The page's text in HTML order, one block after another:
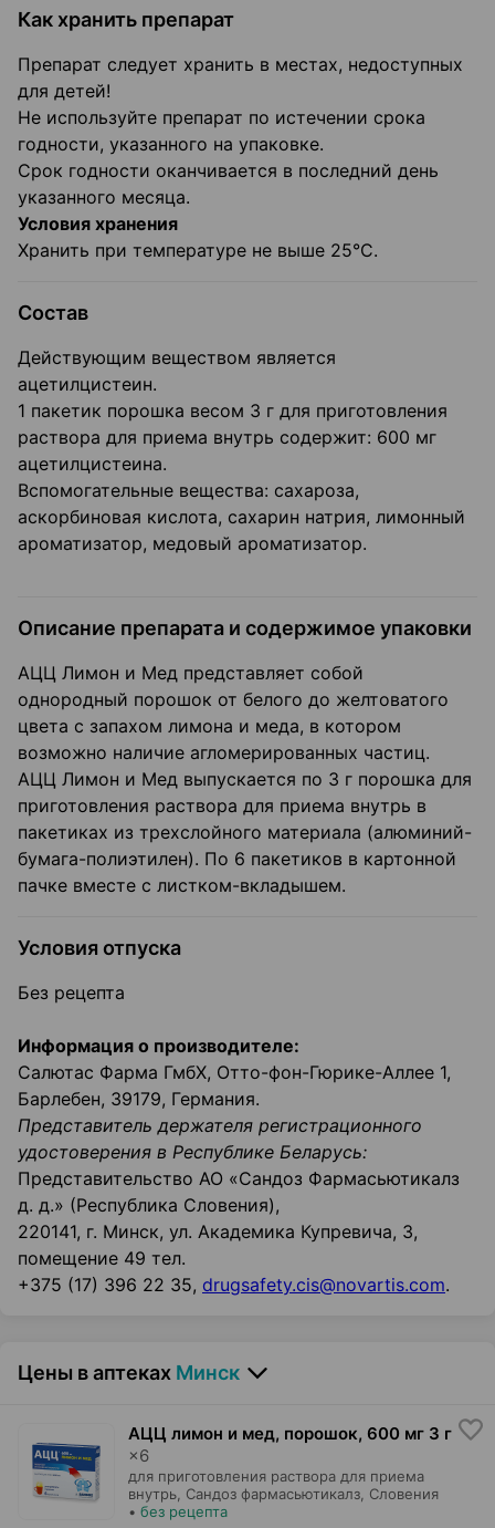
Как хранить препарат
Препарат следует хранить в местах, недоступных
для детей!
Не используйте препарат по истечении срока
годности, указанного на упаковке.
Срок годности оканчивается в последний день
указанного месяца.
Условия хранения
Хранить при температуре не выше 25°С.
Состав
Действующим веществом является
ацетилцистеин.
1 пакетик порошка весом 3 г для приготовления
раствора для приема внутрь содержит: 600 мг
ацетилцистеина.
Вспомогательные вещества: сахароза,
аскорбиновая кислота, сахарин натрия, лимонный
ароматизатор, медовый ароматизатор.
Описание препарата и содержимое упаковки
АЦЦ Лимон и Мед представляет собой
однородный порошок от белого до желтоватого
цвета с запахом лимона и меда, в котором
возможно наличие агломерированных частиц.
АЦЦ Лимон и Мед выпускается по 3 г порошка для
приготовления раствора для приема внутрь в
пакетиках из трехслойного материала (алюминий-
бумага-полиэтилен). По 6 пакетиков в картонной
пачке вместе с листком-вкладышем.
Условия отпуска
Без рецепта
Информация о производителе:
Салютас Фарма ГмбХ, Отто-фон-Гюрике-Аллее 1,
Барлебен, 39179, Германия.
Представитель держателя регистрационного
удостоверения в Республике Беларусь:
Представительство АО «Сандоз Фармасьютикалз
д. д.» (Республика Словения),
220141, г. Минск, ул. Академика Купревича, 3,
помещение 49 тел.
+375 (17) 396 22 35, drugsafety.cis@novartis.com.
Цены в аптеках Минск
АЦЦ лимон и мед, порошок, 600 мг 3 г
×6
для приготовления раствора для приема
внутрь, Сандоз фармасьютикалз, Словения
• без рецепта